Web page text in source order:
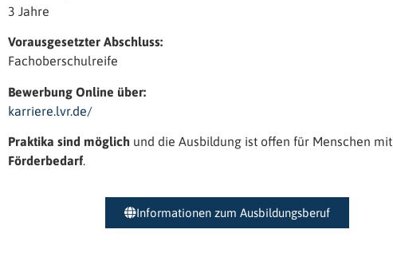
3 Jahre
Vorausgesetzter Abschluss:
Fachoberschulreife
Bewerbung Online über:
karriere.lvr.de/
Praktika sind möglich und die Ausbildung ist offen für Menschen mit
Förderbedarf.
Informationen zum Ausbildungsberuf